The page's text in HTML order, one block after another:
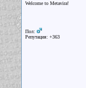
Welcome to Metavira!
Пол:
Репутация: +363